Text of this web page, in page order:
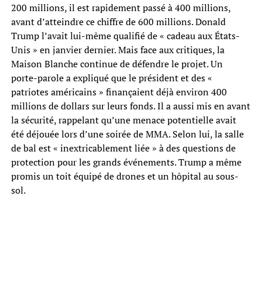
200 millions, il est rapidement passé à 400 millions,
avant d’atteindre ce chiffre de 600 millions. Donald
Trump l’avait lui-même qualifié de « cadeau aux États-
Unis » en janvier dernier. Mais face aux critiques, la
Maison Blanche continue de défendre le projet. Un
porte-parole a expliqué que le président et des «
patriotes américains » finançaient déjà environ 400
millions de dollars sur leurs fonds. Il a aussi mis en avant
la sécurité, rappelant qu’une menace potentielle avait
été déjouée lors d’une soirée de MMA. Selon lui, la salle
de bal est « inextricablement liée » à des questions de
protection pour les grands événements. Trump a même
promis un toit équipé de drones et un hôpital au sous-
sol.